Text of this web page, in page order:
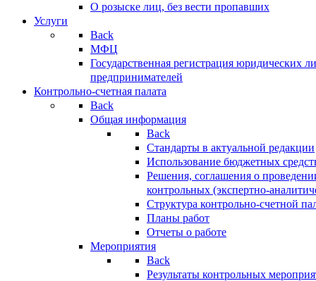
О розыске лиц, без вести пропавших
Услуги
Back
МФЦ
Государственная регистрация юридических
предпринимателей
Контрольно-счетная палата
Back
Общая информация
Back
Стандарты в актуальной редакции
Использование бюджетных
Решения, соглашения о
контрольных (экспертно-
Структура контрольно-счетной
Планы работ
Отчеты о работе
Мероприятия
Back
Результаты контрольных